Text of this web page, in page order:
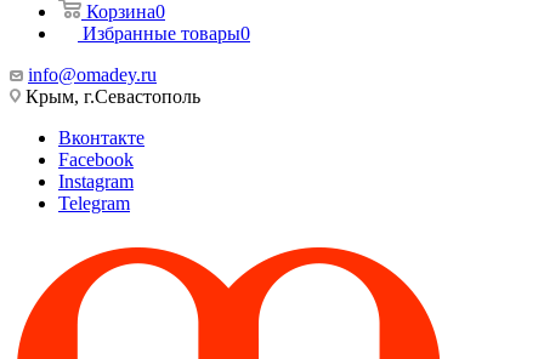
Корзина0
Избранные товары0
info@omadey.ru
Крым, г.Севастополь
Вконтакте
Facebook
Instagram
Telegram